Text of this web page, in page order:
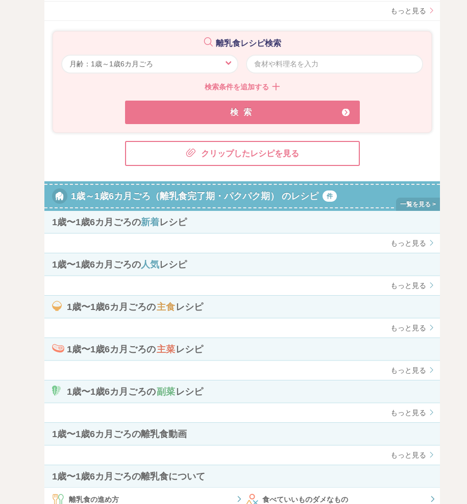
もっと見る
離乳食レシピ検索
検索条件を追加する
検索
クリップしたレシピを見る
1歳～1歳6カ月ごろ（離乳食完了期・パクパク期） のレシピ 件
1歳〜1歳6カ月ごろの新着レシピ
もっと見る
1歳〜1歳6カ月ごろの人気レシピ
もっと見る
1歳〜1歳6カ月ごろの主食レシピ
もっと見る
1歳〜1歳6カ月ごろの主菜レシピ
もっと見る
1歳〜1歳6カ月ごろの副菜レシピ
もっと見る
1歳〜1歳6カ月ごろの離乳食動画
もっと見る
1歳〜1歳6カ月ごろの離乳食について
離乳食の進め方 食べていいものダメなもの